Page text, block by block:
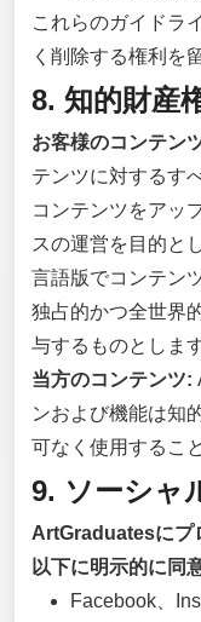
これらのガイドラ
く削除する権利を
8. 知的財産
お客様のコンテン
テンツに対するす
コンテンツをアッ
スの運営を目的と
言語版でコンテン
独占的かつ全世界
与するものとします
当方のコンテンツ:
ンおよび機能は知
可なく使用するこ
9. ソーシャ
ArtGraduatesにプ
以下に明示的に同
Facebook、